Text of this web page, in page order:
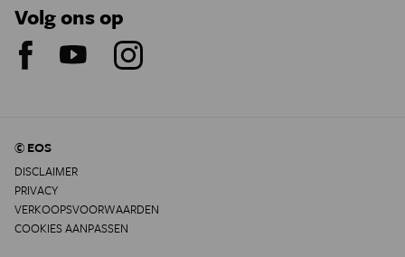
Volg ons op
© EOS
DISCLAIMER
PRIVACY
VERKOOPSVOORWAARDEN
COOKIES AANPASSEN